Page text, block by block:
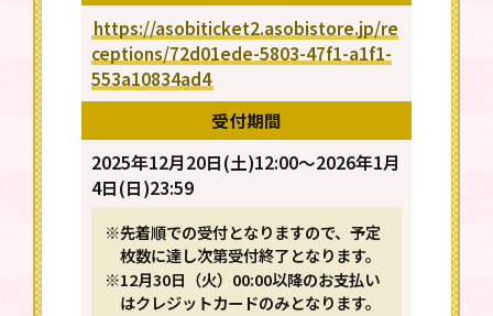
https://asobiticket2.asobistore.jp/re
ceptions/72d01ede-5803-47f1-a1f1-
553a10834ad4
受付期間
2025年12月20日(土)12:00～2026年1月
4日(日)23:59
※先着順での受付となりますので、予定
枚数に達し次第受付終了となります。
※12月30日（火）00:00以降のお支払い
はクレジットカードのみとなります。